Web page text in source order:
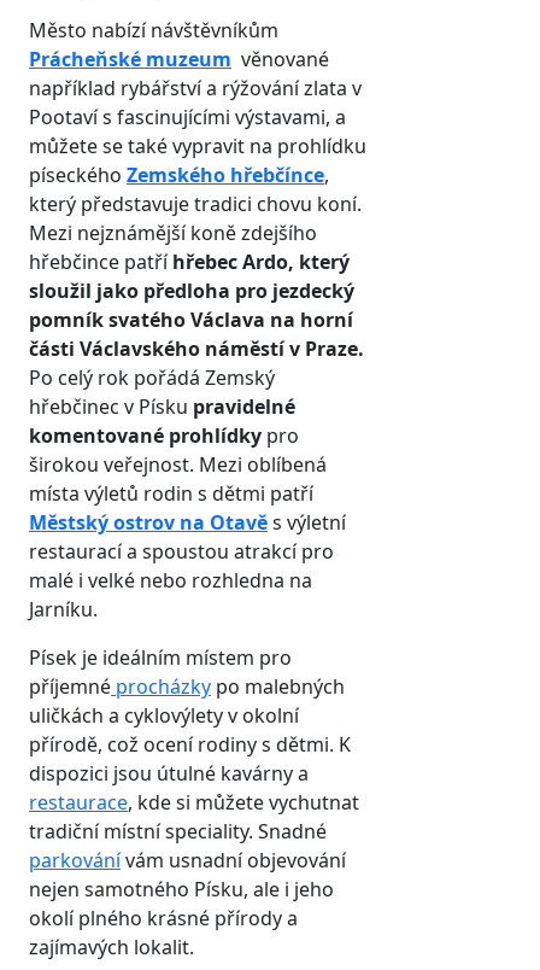
Město nabízí návštěvníkům
Prácheňské muzeum věnované
například rybářství a rýžování zlata v
Pootaví s fascinujícími výstavami, a
můžete se také vypravit na prohlídku
píseckého Zemského hřebčínce,
který představuje tradici chovu koní.
Mezi nejznámější koně zdejšího
hřebčince patříhřebec Ardo, který
sloužil jako předloha pro jezdecký
pomník svatého Václava na horní
části Václavského náměstí v Praze.
Po celý rok pořádá Zemský
hřebčinec v Písku pravidelné
komentované prohlídky pro
širokou veřejnost. Mezi oblíbená
místa výletů rodin s dětmi patří
Městský ostrov na Otavěs výletní
restaurací a spoustou atrakcí pro
malé i velké nebo rozhledna na
Jarníku.
Písek je ideálním místem pro
příjemné procházky po malebných
uličkách a cyklovýlety v okolní
přírodě, což ocení rodiny s dětmi. K
dispozici jsou útulné kavárny a
restaurace, kde si můžete vychutnat
tradiční místní speciality. Snadné
parkovánívám usnadní objevování
nejen samotného Písku, ale i jeho
okolí plného krásné přírody a
zajímavých lokalit.